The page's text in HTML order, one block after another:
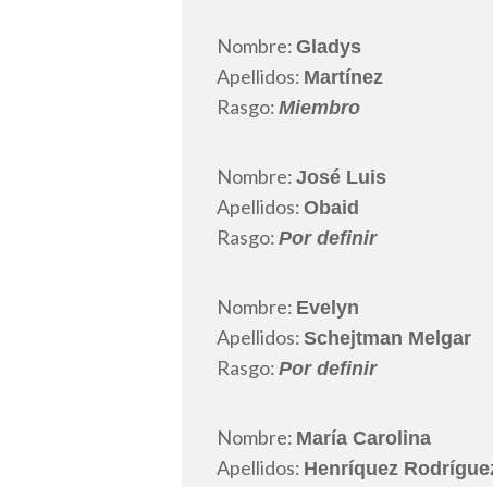
Nombre: Gladys
Apellidos: Martínez
Rasgo: Miembro
Nombre: José Luis
Apellidos: Obaid
Rasgo: Por definir
Nombre: Evelyn
Apellidos: Schejtman Melgar
Rasgo: Por definir
Nombre: María Carolina
Apellidos: Henríquez